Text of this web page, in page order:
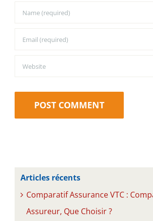
Articles récents
Comparatif Assurance VTC :
Assureur, Que Choisir ?